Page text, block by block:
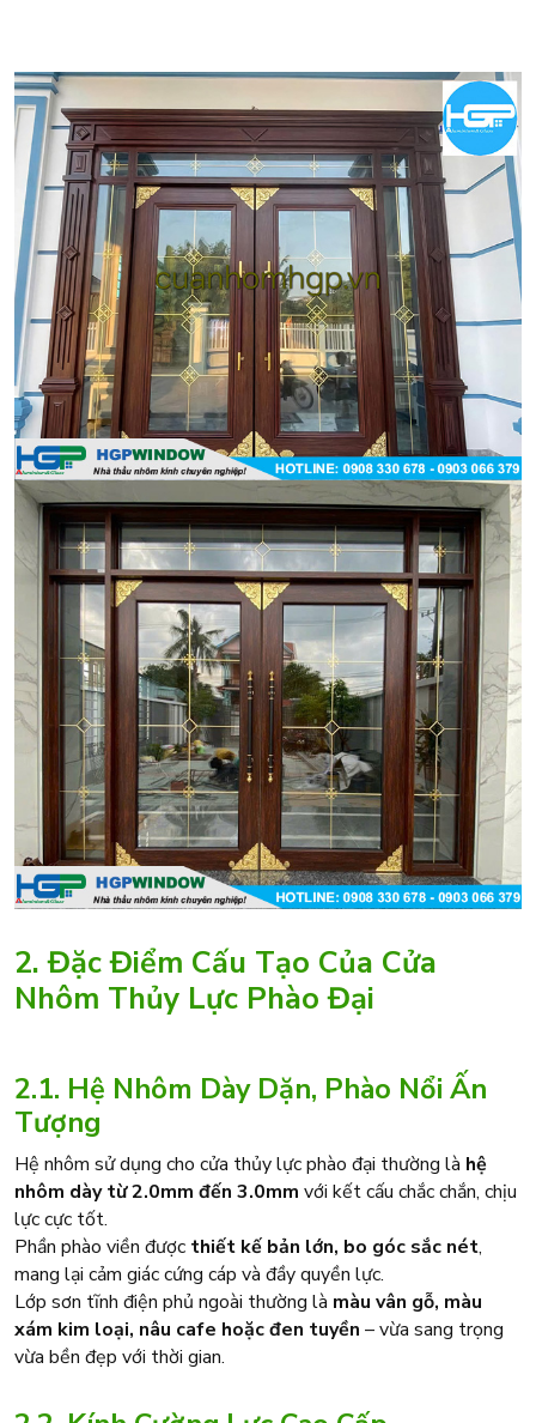
2. Đặc Điểm Cấu Tạo Của Cửa
Nhôm Thủy Lực Phào Đại
2.1. Hệ Nhôm Dày Dặn, Phào Nổi Ấn
Tượng
Hệ nhôm sử dụng cho cửa thủy lực phào đại thường là hệ
nhôm dày từ 2.0mm đến 3.0mm với kết cấu chắc chắn, chịu
lực cực tốt.
Phần phào viền được thiết kế bản lớn, bo góc sắc nét,
mang lại cảm giác cứng cáp và đầy quyền lực.
Lớp sơn tĩnh điện phủ ngoài thường là màu vân gỗ, màu
xám kim loại, nâu cafe hoặc đen tuyền – vừa sang trọng
vừa bền đẹp với thời gian.